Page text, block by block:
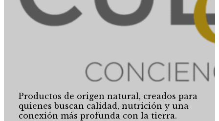
Productos de origen natural, creados para
quienes buscan calidad, nutrición y una
conexión más profunda con la tierra.